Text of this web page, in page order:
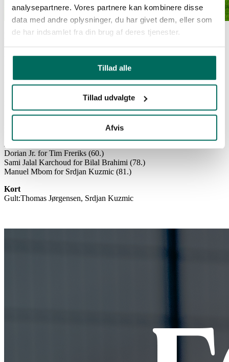
analysepartnere. Vores partnere kan kombinere disse
data med andre oplysninger, du har givet dem, eller som
de har indsamlet fra din brug af deres tjenester.
Tillad alle
Tillad udvalgte
Afvis
Randers FC-Viborg FF 2-1
1-0 Nikolas Dyhr (13.)
2-0 Mohamed Toure (15.)
Startopstilling
Kuzmic-Thomas Jørgensen, Jeppe Grønning, Mees Hoedmakers-
Bilal Brahimi, Tim Freriks, Charly Nouck
Jakob Vester for Jeppe Grønning (60.)
Dorian Jr. for Tim Freriks (60.)
Sami Jalal Karchoud for Bilal Brahimi (78.)
Manuel Mbom for Srdjan Kuzmic (81.)
Kort
Gult:Thomas Jørgensen, Srdjan Kuzmic